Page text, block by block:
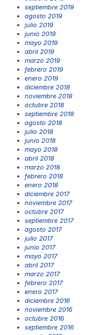
septiembre 2019
agosto 2019
julio 2019
junio 2019
mayo 2019
abril 2019
marzo 2019
febrero 2019
enero 2019
diciembre 2018
noviembre 2018
octubre 2018
septiembre 2018
agosto 2018
julio 2018
junio 2018
mayo 2018
abril 2018
marzo 2018
febrero 2018
enero 2018
diciembre 2017
noviembre 2017
octubre 2017
septiembre 2017
agosto 2017
julio 2017
junio 2017
mayo 2017
abril 2017
marzo 2017
febrero 2017
enero 2017
diciembre 2016
noviembre 2016
octubre 2016
septiembre 2016